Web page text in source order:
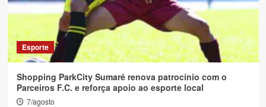
Esporte
Shopping ParkCity Sumaré renova patrocínio com o
Parceiros F.C. e reforça apoio ao esporte local
7/agosto